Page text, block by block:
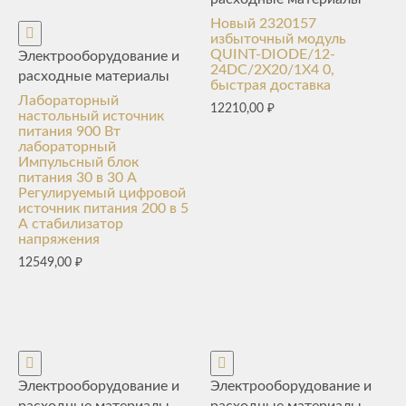
Электрооборудование и
расходные материалы
Лабораторный
настольный источник
питания 900 Вт
лабораторный
Импульсный блок
питания 30 в 30 А
Регулируемый цифровой
источник питания 200 в 5
А стабилизатор
напряжения
12549,00 ₽
Новый 2320157
избыточный модуль
QUINT-DIODE/12-
24DC/2X20/1X4 0,
быстрая доставка
12210,00₽
Электрооборудование и
Электрооборудование и